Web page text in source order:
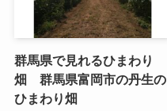
群馬県で見れるひまわり
畑 群馬県富岡市の丹生の
ひまわり畑